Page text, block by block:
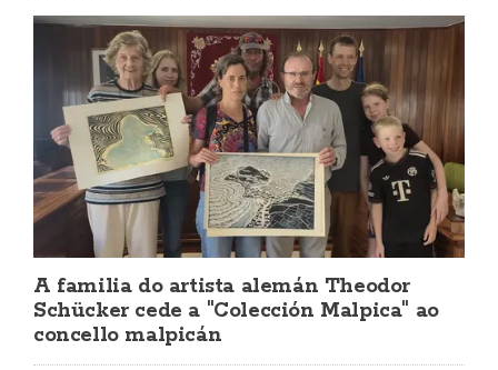
A familia do artista alemán Theodor
Schücker cede a "Colección Malpica" ao
concello malpicán